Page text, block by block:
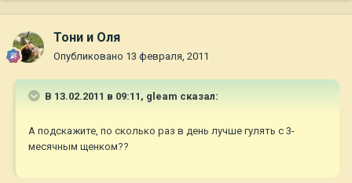
Тони и Оля
Опубликовано 13 февраля, 2011
В 13.02.2011 в 09:11, gleam сказал:
А подскажите, по сколько раз в день лучше гулять с 3-
месячным щенком??